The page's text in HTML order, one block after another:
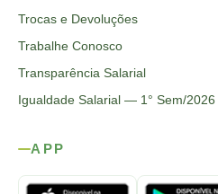
Trocas e Devoluções
Trabalhe Conosco
Transparência Salarial
Igualdade Salarial — 1° Sem/2026
APP